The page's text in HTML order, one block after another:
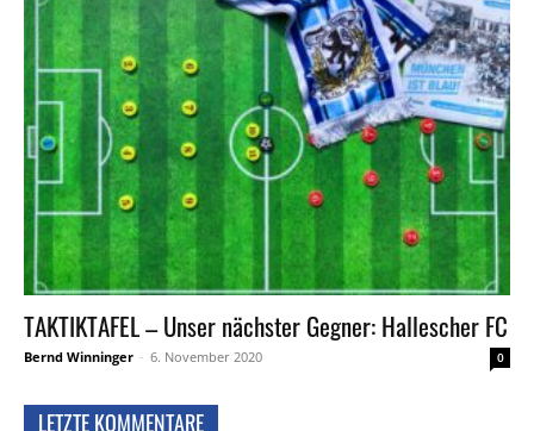
TAKTIKTAFEL – Unser nächster Gegner: Hallescher FC
Bernd Winninger - 6. November 2020 0
LETZTE KOMMENTARE